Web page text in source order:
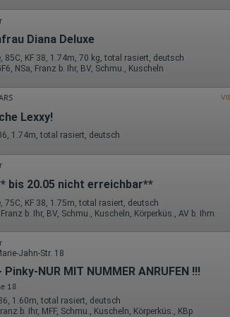
übermittelte IP-Adresse werden übertragen
können aus den verarbeiteten Daten pseudonyme
erstellt werden. Diese Informationen wird
auch an Dritte übertragen, sofern dies gesetzlich
soweit Dritte diese Daten im Auftrag von
IP-Adresse der Nutzer wird von Google innerhalb
Europäischen Union oder in anderen
über den Europäischen
dies bedeutet, dass alle Daten anonym
in Ausnahmefällen wird die volle IP-Adresse an
in den USA übertragen und dort gekürzt. Die von
übermittelte IP-Adresse wird nicht mit anderen
zum Besucherverhalten sind folgende:
Stadt)
oder Smartphone)
Add-ons
Suchmaschine oder verweisende
heruntergeladen?
angeklickt?
Diana Deluxe
85C, KF 38, 1.74m, 70 kg, total rasiert, deutsch
NSa, Franz b. Ihr, BV, Schmu., Kuscheln
Lexxy!
1.74m, total rasiert, deutsch
bis 20.05 nicht erreichbar**
75C, KF 38, 1.75m, total rasiert, deutsch
b. Ihr, BV, Schmu., Kuscheln, Körperküs., AV b. Ihm
Jahn-Str. 18
Pinky-NUR MIT NUMMER ANRUFEN !!!
18
1.60m, total rasiert, deutsch
b. Ihr, MFF, Schmu., Kuscheln, Körperküs., KBp